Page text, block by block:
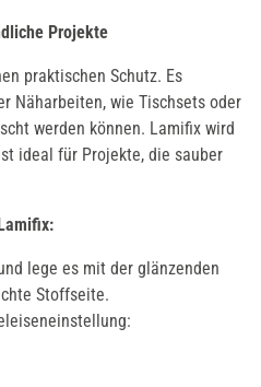
Projekte
praktischen Schutz. Es
Näharbeiten, wie Tischsets oder
werden können. Lamifix wird
ideal für Projekte, die sauber
lege es mit der glänzenden
Stoffseite.